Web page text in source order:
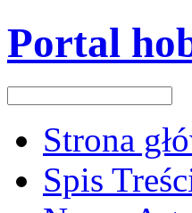
Portal
Strona
Spis